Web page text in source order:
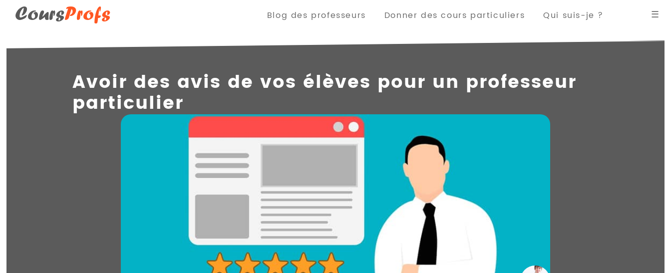
CoursProfs Blog des professeurs Donner des cours particuliers Qui suis-je ? ☰
Avoir des avis de vos élèves pour un professeur
particulier